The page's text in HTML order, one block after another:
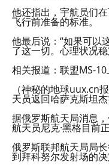
他还指出，宇航员们
飞行前准备的标准。
他最后说：“如果可以
了这一切。心理状况
相关报道：联盟MS-
（神秘的地球uux.cn
天员返回哈萨克斯坦
据俄罗斯航天局消息
航天员尼克·黑格目前
俄罗斯联邦航天局局
到拜科努尔发射场的决